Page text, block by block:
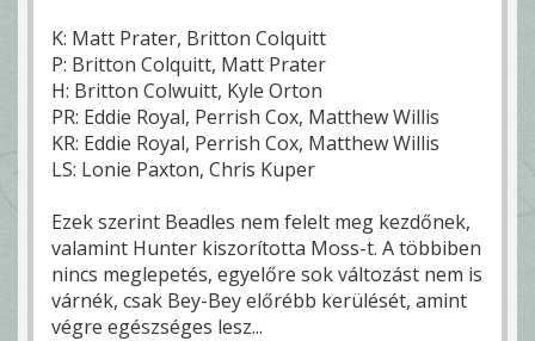
K: Matt Prater, Britton Colquitt
P: Britton Colquitt, Matt Prater
H: Britton Colwuitt, Kyle Orton
PR: Eddie Royal, Perrish Cox, Matthew Willis
KR: Eddie Royal, Perrish Cox, Matthew Willis
LS: Lonie Paxton, Chris Kuper
Ezek szerint Beadles nem felelt meg kezdőnek,
valamint Hunter kiszorította Moss-t. A többiben
nincs meglepetés, egyelőre sok változást nem is
várnék, csak Bey-Bey előrébb kerülését, amint
végre egészséges lesz...